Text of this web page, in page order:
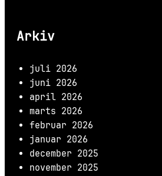
Arkiv
juli 2026
juni 2026
april 2026
marts 2026
februar 2026
januar 2026
december 2025
november 2025